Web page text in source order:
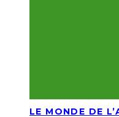
LE MONDE DE